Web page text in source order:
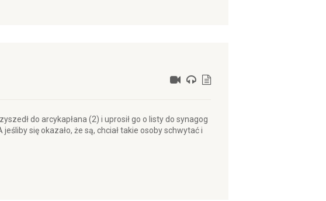
do arcykapłana (2) i uprosił go o listy do synagog
się okazało, że są, chciał takie osoby schwytać i